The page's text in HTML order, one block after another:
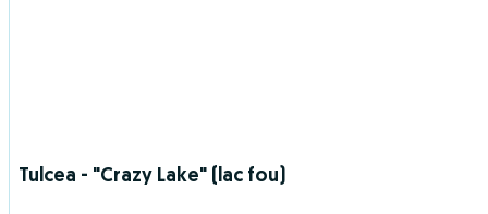
Tulcea - "Crazy Lake" (lac fou)